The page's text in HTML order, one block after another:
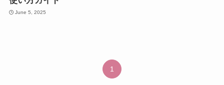
June 5, 2025
1